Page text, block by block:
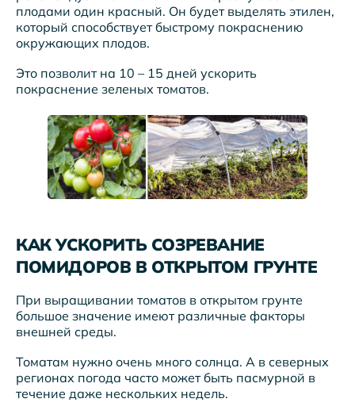
плодами один красный. Он будет выделять этилен,
который способствует быстрому покраснению
окружающих плодов.
Это позволит на 10 – 15 дней ускорить
покраснение зеленых томатов.
КАК УСКОРИТЬ СОЗРЕВАНИЕ
ПОМИДОРОВ В ОТКРЫТОМ ГРУНТЕ
При выращивании томатов в открытом грунте
большое значение имеют различные факторы
внешней среды.
Томатам нужно очень много солнца. А в северных
регионах погода часто может быть пасмурной в
течение даже нескольких недель.